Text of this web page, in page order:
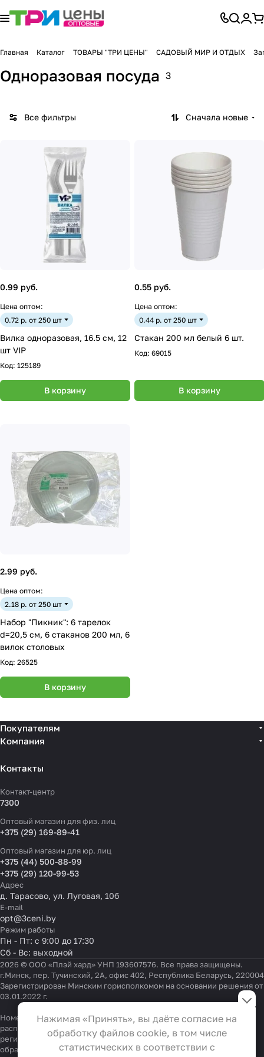
Главная Каталог ТОВАРЫ "ТРИ ЦЕНЫ" САДОВЫЙ МИР И ОТДЫХ
Одноразовая посуда 3
Все фильтры Сначала новые
0.99 руб.
Цена оптом:
0.72 р. от 250 шт
Вилка одноразовая, 16.5 см, 12
шт VIP
Код: 125189
В корзину
0.55 руб.
Цена оптом:
0.44 р. от 250 шт
Стакан 200 мл белый 6 шт.
Код: 69015
В корзину
2.99 руб.
Цена оптом:
2.18 р. от 250 шт
Набор "Пикник": 6 тарелок
d=20,5 см, 6 стаканов 200 мл, 6
вилок столовых
Код: 26525
В корзину
Покупателям
Компания
Контакты
Контакт-центр
7300
Оптовый магазин для физ. лиц
+375 (29) 169-89-41
Оптовый магазин для юр. лиц
+375 (44) 500-88-99
+375 (29) 120-99-53
Адрес
д. Тарасово, ул. Луговая, 10б
E-mail
opt@3ceni.by
Режим работы
Пн - Пт: с 9:00 до 17:30
Сб - Вс: выходной
2026 © ООО «Плэй хард» УНП 193607576. Все права защищены.
г.Минск, пер. Тучинский, 2А, офис 402, Республика Беларусь, 220004
Зарегистрирован Минским горисполкомом на основании решения от
03.01.2022 г.
Номер телефона работников местных исполнительных и
распорядительных органов по месту государственной
регистрации ООО «Плэй хард», уполномоченных рассматривать
обращения покупателей:+375 17 323-41-58,+375 17 370-30-64
Настройки файлов cookie
Функциональные
Эти файлы необходимы для
функционирования сайта и не
Нажимая «Принять», вы даёте согласие на
обработку файлов cookie, в том числе
статистических в соответствии с